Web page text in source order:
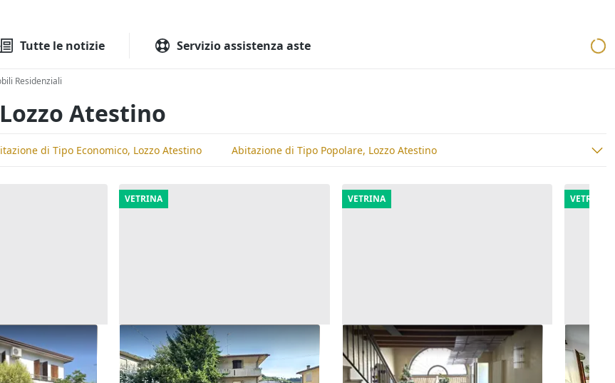
Tutte le notizie Servizio assistenza aste
Residenziali
Atestino
di Tipo Economico, Lozzo Atestino Abitazione di Tipo Popolare, Lozzo Atestino
terra con
VETRINA
Asta Casa indipendente con corte
pertinenziale
180.000 €
VETRINA
Asta Alloggio duplex con
giardinetto e garage
80.160 €
VETRINA
primo